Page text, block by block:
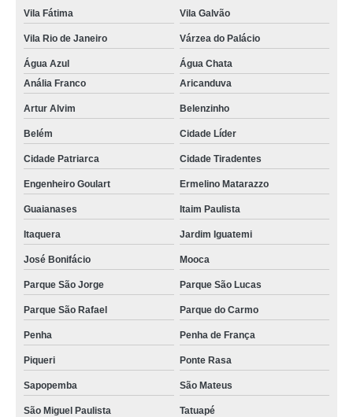
Vila Fátima Vila Galvão
Vila Rio de Janeiro Várzea do Palácio
Água Azul
Água Chata
Anália Franco
Aricanduva
Artur Alvim Belenzinho
Belém Cidade Líder
Cidade Patriarca Cidade Tiradentes
Engenheiro Goulart Ermelino Matarazzo
Guaianases Itaim Paulista
Itaquera Jardim Iguatemi
José Bonifácio Mooca
Parque São Jorge Parque São Lucas
Parque São Rafael Parque do Carmo
Penha Penha de França
Piqueri Ponte Rasa
Sapopemba São Mateus
São Miguel Paulista Tatuapé